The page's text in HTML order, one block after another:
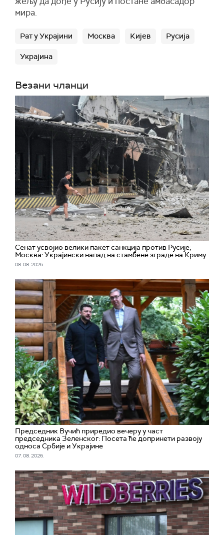
мира.
Рат у Украјини Москва Кијев Русија
Украјина
Везани чланци
Сенат усвојио велики пакет санкција против Русије;
Москва: Украјински напад на стамбене зграде на Криму
08. 08. 2026.
Председник Вучић приредио вечеру у част
председника Зеленског: Посета ће допринети развоју
односа Србије и Украјине
07. 08. 2026.